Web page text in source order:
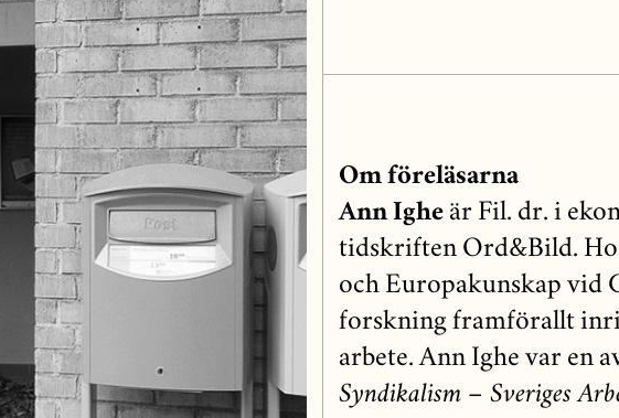
Om föreläsarna
Ann Igheär Fil. dr. i
tidskriften Ord&Bild.
och Europakunskap vid
forskning fram­förallt
arbete. Ann Ighe var en
Syndikalism – Sveriges